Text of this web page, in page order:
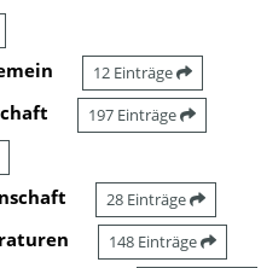
12 Einträge
197 Einträge
28 Einträge
148 Einträge